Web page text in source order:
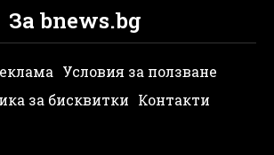
За bnews.bg
Условия за ползване
за бисквитки Контакти